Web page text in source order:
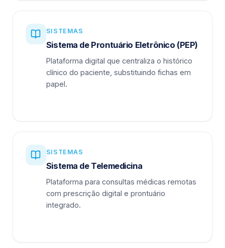
SISTEMAS
Sistema de Prontuário Eletrônico (PEP)
Plataforma digital que centraliza o histórico
clínico do paciente, substituindo fichas em
papel.
SISTEMAS
Sistema de Telemedicina
Plataforma para consultas médicas remotas
com prescrição digital e prontuário
integrado.